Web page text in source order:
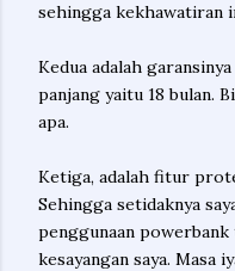
sehingga kekhawatiran
Kedua adalah
panjang yaitu 18 bulan.
apa.
Ketiga, adalah fitur
Sehingga setidaknya
penggunaan
kesayangan saya. Masa